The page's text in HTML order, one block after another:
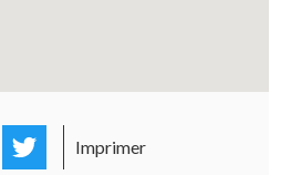
FacebookTwitter
Imprimer